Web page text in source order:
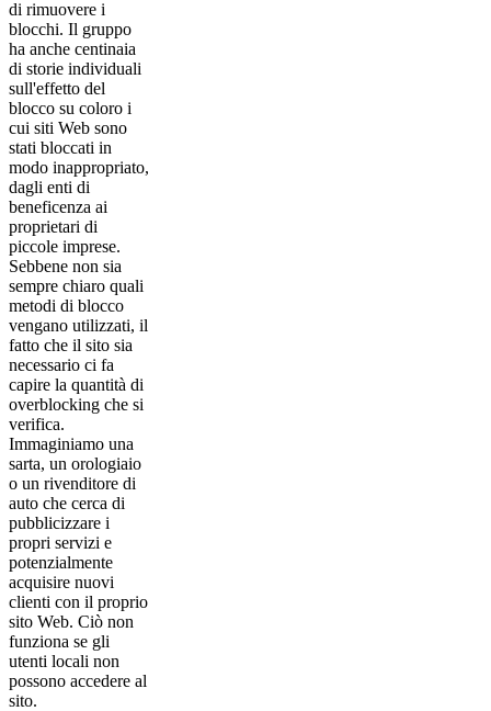
di rimuovere i
blocchi. Il gruppo
ha anche centinaia
di storie individuali
sull'effetto del
blocco su coloro i
cui siti Web sono
stati bloccati in
modo inappropriato,
dagli enti di
beneficenza ai
proprietari di
piccole imprese.
Sebbene non sia
sempre chiaro quali
metodi di blocco
vengano utilizzati, il
fatto che il sito sia
necessario ci fa
capire la quantità di
overblocking che si
verifica.
Immaginiamo una
sarta, un orologiaio
o un rivenditore di
auto che cerca di
pubblicizzare i
propri servizi e
potenzialmente
acquisire nuovi
clienti con il proprio
sito Web. Ciò non
funziona se gli
utenti locali non
possono accedere al
sito.